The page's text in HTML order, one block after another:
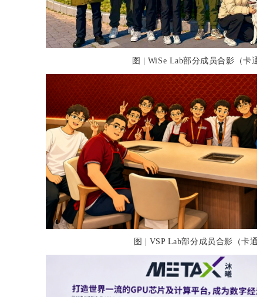
图 | WiSe Lab部分成员合影（卡通
图 | VSP Lab部分成员合影（卡通